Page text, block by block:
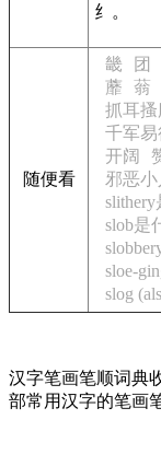
纟。
随便看
畿 团
蘼
蓊
抓耳搔
千军
开阔
邪恶小
slob是
sloe-
slog
汉字笔画笔顺词典
部常用汉字的笔画